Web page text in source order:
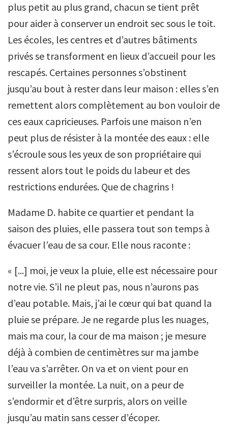
plus petit au plus grand, chacun se tient prêt
pour aider à conserver un endroit sec sous le toit.
Les écoles, les centres et d’autres bâtiments
privés se transforment en lieux d’accueil pour les
rescapés. Certaines personnes s’obstinent
jusqu’au bout à rester dans leur maison : elles s’en
remettent alors complètement au bon vouloir de
ces eaux capricieuses. Parfois une maison n’en
peut plus de résister à la montée des eaux : elle
s’écroule sous les yeux de son propriétaire qui
ressent alors tout le poids du labeur et des
restrictions endurées. Que de chagrins !
Madame D. habite ce quartier et pendant la
saison des pluies, elle passera tout son temps à
évacuer l’eau de sa cour. Elle nous raconte :
« [...] moi, je veux la pluie, elle est nécessaire pour
notre vie. S’il ne pleut pas, nous n’aurons pas
d’eau potable. Mais, j’ai le cœur qui bat quand la
pluie se prépare. Je ne regarde plus les nuages,
mais ma cour, la cour de ma maison ; je mesure
déjà à combien de centimètres sur ma jambe
l’eau va s’arrêter. On va et on vient pour en
surveiller la montée. La nuit, on a peur de
s’endormir et d’être surpris, alors on veille
jusqu’au matin sans cesser d’écoper.